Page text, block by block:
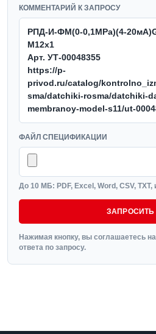
КОММЕНТАРИЙ К ЗАПРОСУ
ФАЙЛ СПЕЦИФИКАЦИИ
До 10 МБ: PDF, Excel, Word, CSV,
ЗАПРОСИТЬ
Нажимая кнопку, вы соглашаетесь
ответа по запросу.